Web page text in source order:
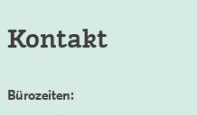
Kontakt
Bürozeiten: